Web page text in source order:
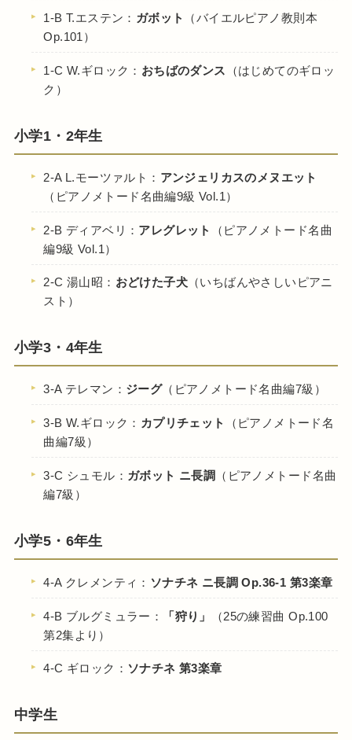
1-B T.エステン： ガボット
（バイエルピアノ教則本
Op.101）
1-C W.ギロック： おちばのダンス （はじめてのギロッ
ク）
小学1・2年生
2-A L.モーツァルト： アンジェリカスのメヌエット
（ピアノメトード名曲編9級 Vol.1）
2-B ディアベリ： アレグレット
（ピアノメトード名曲
編9級 Vol.1）
2-C 湯山昭： おどけた子犬 （いちばんやさしいピアニ
スト）
小学3・4年生
3-A テレマン： ジーグ（ピアノメトード名曲編7級）
3-B W.ギロック： カプリチェット
（ピアノメトード名
曲編7級）
3-C シュモル： ガボット ニ長調
（ピアノメトード名曲
編7級）
小学5・6年生
4-A クレメンティ： ソナチネ ニ長調 Op.36-1 第3楽章
4-B ブルグミュラー： 「狩り」
（25の練習曲 Op.100
第2集より）
4-C ギロック： ソナチネ 第3楽章
中学生